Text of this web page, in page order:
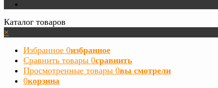
Каталог товаров
×
Избранное 0избранное
Сравнить товары 0сравнить
Просмотренные товары 0вы смотрели
0корзина